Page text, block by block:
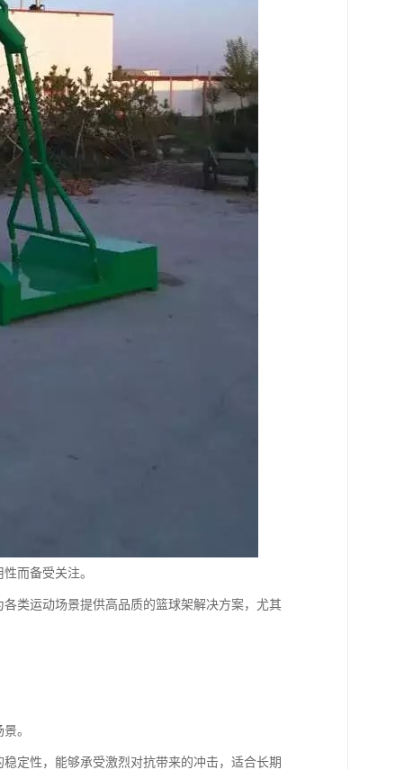
而备受关注。
类运动场景提供高品质的篮球架解决方案，尤其
。
定性，能够承受激烈对抗带来的冲击，适合长期